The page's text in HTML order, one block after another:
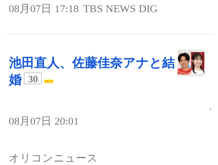
08月07日 17:18 TBS NEWS DIG
池田直人、佐藤佳奈アナと結
婚
30
08月07日 20:01
オリコンニュース